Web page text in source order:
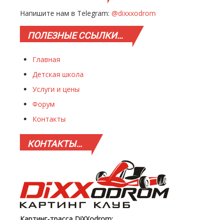
Напишите нам в Telegram: @dixxxodrom
ПОЛЕЗНЫЕССЫЛКИ…
Главная
Детская школа
Услуги и цены
Форум
Контакты
КОНТАКТЫ…